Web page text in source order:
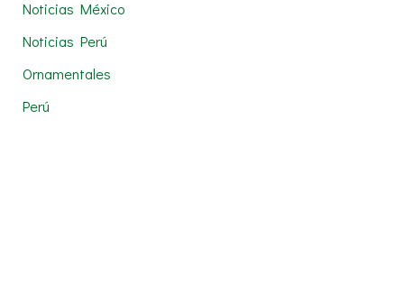
Noticias México
Noticias Perú
Ornamentales
Perú